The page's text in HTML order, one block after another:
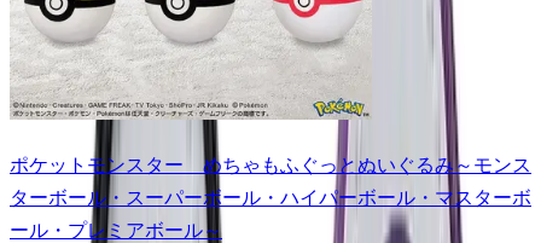
ポケットモンスター めちゃもふぐっとぬいぐるみ～モンス
ターボール・スーパーボール・ハイパーボール・マスターボ
ール・プレミアボール～